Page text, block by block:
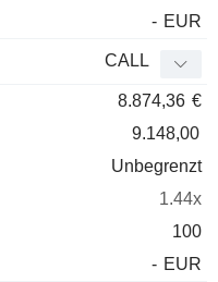
- EUR
CALL
8.874,36 €
9.148,00
Unbegrenzt
1.44x
100
- EUR